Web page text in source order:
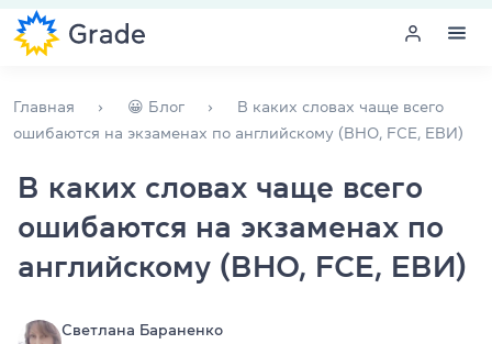
Обучение для преподавателей
Английский для компаний
Подготовка к экзаменам
Главная 😀 Блог
В каких словах чаще всего
ошибаются на экзаменах по английскому (ВНО, FCE, ЕВИ)
В каких словах чаще всего
ошибаются на экзаменах по
английскому (ВНО, FCE, ЕВИ)
Светлана Бараненко